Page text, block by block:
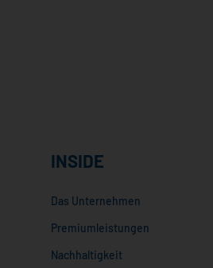
INSIDE
Das Unternehmen
Premiumleistungen
Nachhaltigkeit